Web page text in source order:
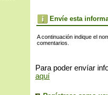
Envíe esta
A continuación indique el
comentarios.
Para poder envíar
aquí